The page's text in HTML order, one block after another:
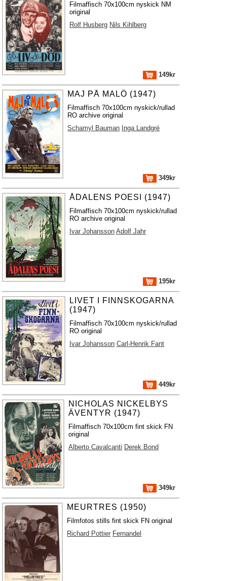
Filmaffisch 70x100cm nyskick NM
original
Rolf Husberg Nils Kihlberg
149kr
MAJ PÅ MALÖ (1947)
Filmaffisch 70x100cm nyskick/rullad
RO archive original
Schamyl Bauman Inga Landgré
349kr
ÅDALENS POESI (1947)
Filmaffisch 70x100cm nyskick/rullad
RO archive original
Ivar Johansson Adolf Jahr
195kr
LIVET I FINNSKOGARNA
(1947)
Filmaffisch 70x100cm nyskick/rullad
RO original
Ivar Johansson Carl-Henrik Fant
449kr
NICHOLAS NICKELBYS
ÄVENTYR (1947)
Filmaffisch 70x100cm fint skick FN
original
Alberto Cavalcanti Derek Bond
349kr
MEURTRES (1950)
Filmfotos stills fint skick FN original
Richard Pottier Fernandel